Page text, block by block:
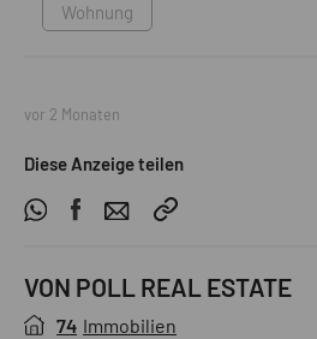
Wohnung
vor 2 Monaten
Diese Anzeige teilen
VON POLL REAL ESTATE
74 Immobilien